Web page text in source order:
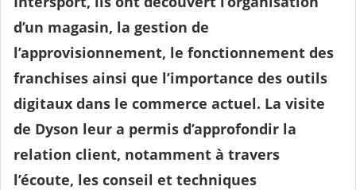
d’un magasin, la gestion de
l’approvisionnement, le fonctionnement des
franchises ainsi que l’importance des outils
digitaux dans le commerce actuel. La visite
de Dyson leur a permis d’approfondir la
relation client, notamment à travers
l’écoute, les conseil et techniques